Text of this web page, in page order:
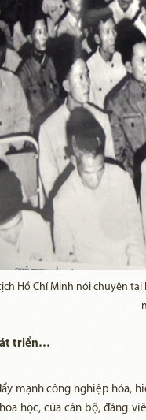
Hồ Chí Minh nói chuyện
triển…
mạnh công nghiệp hóa,
học, của cán bộ, đảng